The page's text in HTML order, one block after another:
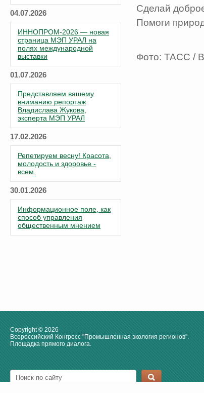
04.07.2026
ИННОПРОМ-2026 — новая
страница МЭП УРАЛ на
полях международной
выставки
01.07.2026
Представляем вашему
вниманию репортаж
Владислава Жукова,
эксперта МЭП УРАЛ
17.02.2026
Репетируем весну! Красота,
молодость и здоровье -
всем.
30.01.2026
Информационное поле, как
способ управления
общественным мнением
Сделай
Помоги
Фото: ТАСС /
Copyright © 2026
Всероссийский Конгресс "Промышленная экология регионов".
Площадка прямого диалога.